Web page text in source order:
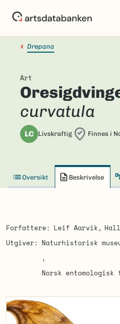
Drepana
Art
curvatula
LC Livskraftig Finnes i
Oversikt Beskrivelse
Forfattere Leif Aarvik
Utgiver
Naturhistorisk
Norsk entomologisk